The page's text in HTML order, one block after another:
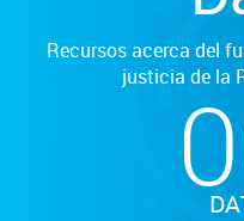
Recursos acerca del
justicia de la